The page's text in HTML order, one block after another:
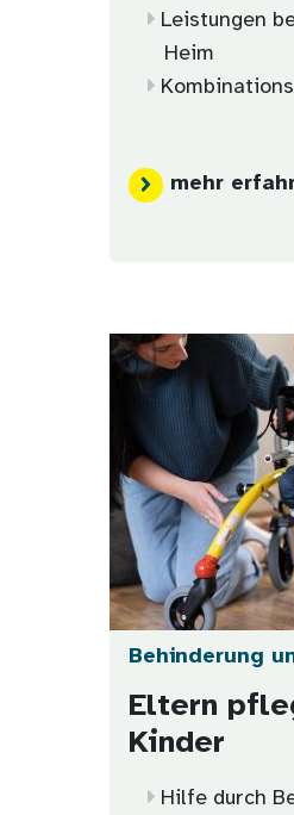
Leistungen
Heim
mehr
Bild
Behinderung
Eltern
Kinder
Hilfe durch